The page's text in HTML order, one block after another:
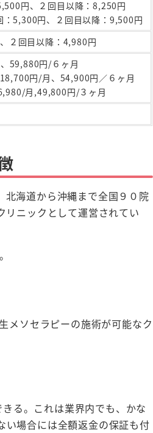
円、２回目以降：8,250円
：5,300円、２回目以降：9,500円
２回目以降：4,980円
59,880円/６ヶ月
18,700円/月、54,900円／６ヶ月
月,49,800円/３ヶ月
海道から沖縄まで全国９０院
リニックとして運営されてい
メソセラピーの施術が可能なク
る。これは業界内でも、かな
い場合には全額返金の保証も付